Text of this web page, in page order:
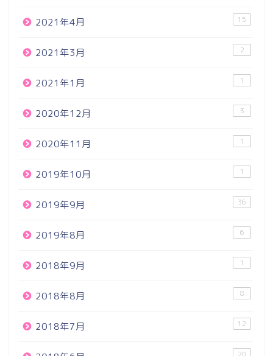
2021年4月 15
2021年3月 2
2021年1月 1
2020年12月 3
2020年11月 1
2019年10月 1
2019年9月 36
2019年8月 6
2018年9月 1
2018年8月 8
2018年7月 12